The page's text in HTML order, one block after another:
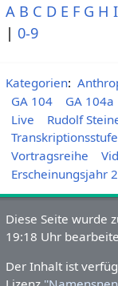
A B C D E F G H I
| 0-9
Kategorien:
GA 104
GA 104a
Live
Rudolf
Vortragsreihe
Erscheinungsjahr
Diese Seite wurde
19:18 Uhr
Der Inhalt ist